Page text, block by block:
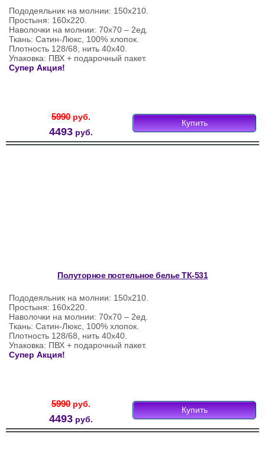
Пододеяльник на молнии: 150х210.
Простыня: 160х220.
Наволочки на молнии: 70х70 – 2ед.
Ткань: Сатин-Люкс, 100% хлопок.
Плотность 128/68, нить 40х40.
Упаковка: ПВХ + подарочный пакет.
Супер Акция!
5990руб.
4493руб.
Купить
Полуторное постельное белье ТК-531
Пододеяльник на молнии: 150х210.
Простыня: 160х220.
Наволочки на молнии: 70х70 – 2ед.
Ткань: Сатин-Люкс, 100% хлопок.
Плотность 128/68, нить 40х40.
Упаковка: ПВХ + подарочный пакет.
Супер Акция!
5990руб.
4493руб.
Купить